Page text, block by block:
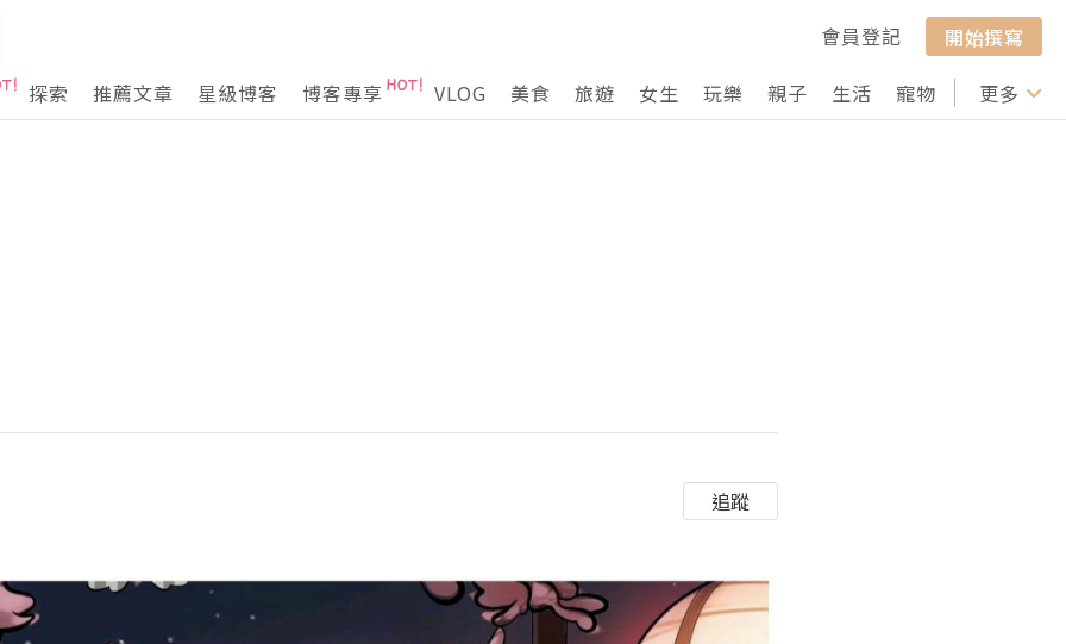
會員登記
開始撰寫
探索
推薦文章 星級博客 博客專享 VLOG 美食 旅遊 女生 玩樂 親子 生活 寵物 行山 打卡
更多
追蹤